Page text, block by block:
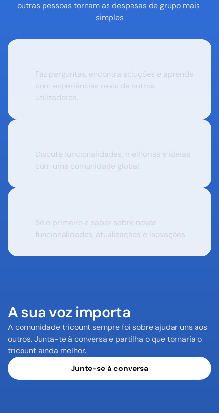
outras pessoas tornam as despesas de grupo mais
simples
Faz perguntas, encontra soluções e aprende
com experiências reais de outros
utilizadores.
Discute funcionalidades, melhorias e ideias
com uma comunidade global.
Sê o primeiro a saber sobre novas
funcionalidades, atualizações e inovações.
A sua voz importa
A comunidade tricount sempre foi sobre ajudar uns aos
outros. Junta-te à conversa e partilha o que tornaria o
tricount ainda melhor.
Junte-se à conversa